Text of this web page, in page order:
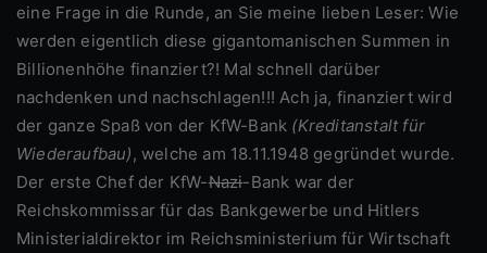
eine Frage in die Runde, an Sie meine lieben Leser: Wie
werden eigentlich diese gigantomanischen Summen in
Billionenhöhe finanziert?! Mal schnell darüber
nachdenken und nachschlagen!!! Ach ja, finanziert wird
der ganze Spaß von der KfW-Bank (Kreditanstalt für
Wiederaufbau), welche am 18.11.1948 gegründet wurde.
Der erste Chef der KfW-Nazi-Bank war der
Reichskommissar für das Bankgewerbe und Hitlers
Ministerialdirektor im Reichsministerium für Wirtschaft